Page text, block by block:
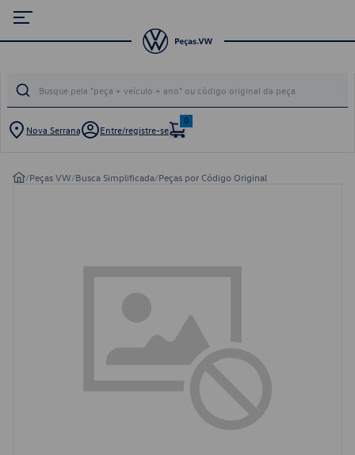
Nova Serrana Entre/registre-se
0
/Peças VW/Busca Simplificada/Peças por Código Original